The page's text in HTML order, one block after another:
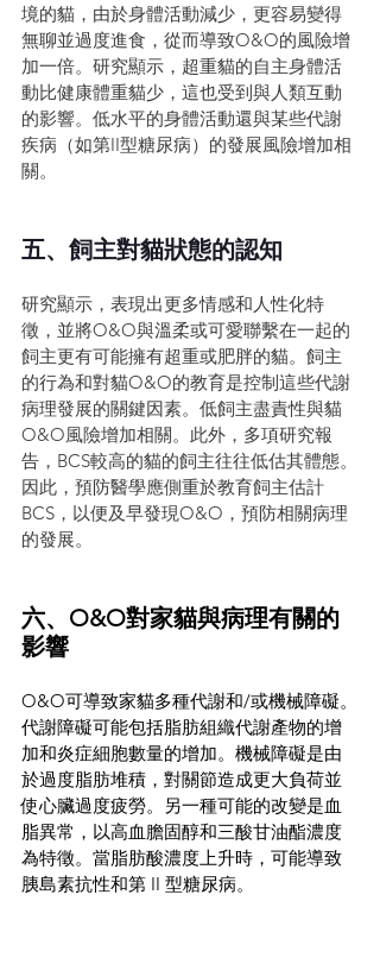
境的貓，由於身體活動減少，更容易變得
無聊並過度進食，從而導致O&O的風險增
加一倍。研究顯示，超重貓的自主身體活
動比健康體重貓少，這也受到與人類互動
的影響。低水平的身體活動還與某些代謝
疾病（如第II型糖尿病）的發展風險增加相
關。
五、飼主對貓狀態的認知
研究顯示，表現出更多情感和人性化特
徵，並將O&O與溫柔或可愛聯繫在一起的
飼主更有可能擁有超重或肥胖的貓。飼主
的行為和對貓O&O的教育是控制這些代謝
病理發展的關鍵因素。低飼主盡責性與貓
O&O風險增加相關。此外，多項研究報
告，BCS較高的貓的飼主往往低估其體態。
因此，預防醫學應側重於教育飼主估計
BCS，以便及早發現O&O，預防相關病理
的發展。
六、O&O對家貓與病理有關的
影響
O&O可導致家貓多種代謝和/或機械障礙。
代謝障礙可能包括脂肪組織代謝產物的增
加和炎症細胞數量的增加。機械障礙是由
於過度脂肪堆積，對關節造成更大負荷並
使心臟過度疲勞。另一種可能的改變是血
脂異常，以高血膽固醇和三酸甘油酯濃度
為特徵。當脂肪酸濃度上升時，可能導致
胰島素抗性和第 II 型糖尿病。